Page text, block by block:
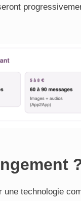
une technologie